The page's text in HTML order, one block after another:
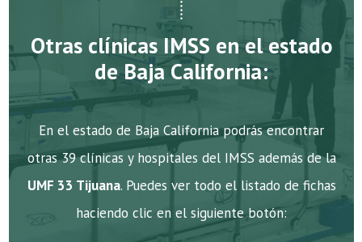
Otras clínicas IMSS en el estado
de Baja California:
En el estado de Baja California podrás encontrar
otras 39 clínicas y hospitales del IMSS además de la
UMF 33 Tijuana. Puedes ver todo el listado de fichas
haciendo clic en el siguiente botón: